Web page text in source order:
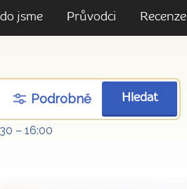
jsme Průvodci Recenze
Podrobně Hledat
– 16:00